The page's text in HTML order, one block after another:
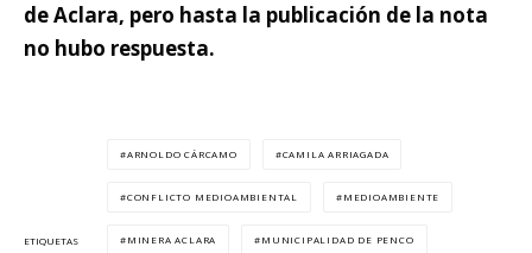
de Aclara, pero hasta la publicación de la nota
no hubo respuesta.
ETIQUETAS
ARNOLDO CÁRCAMO CAMILA ARRIAGADA
CONFLICTO MEDIOAMBIENTAL MEDIOAMBIENTE
MINERA ACLARA MUNICIPALIDAD DE PENCO